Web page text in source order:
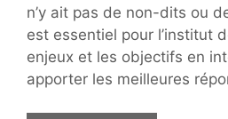
n’y ait pas de non-dits ou
est essentiel pour l’institut
enjeux et les objectifs en
apporter les meilleures